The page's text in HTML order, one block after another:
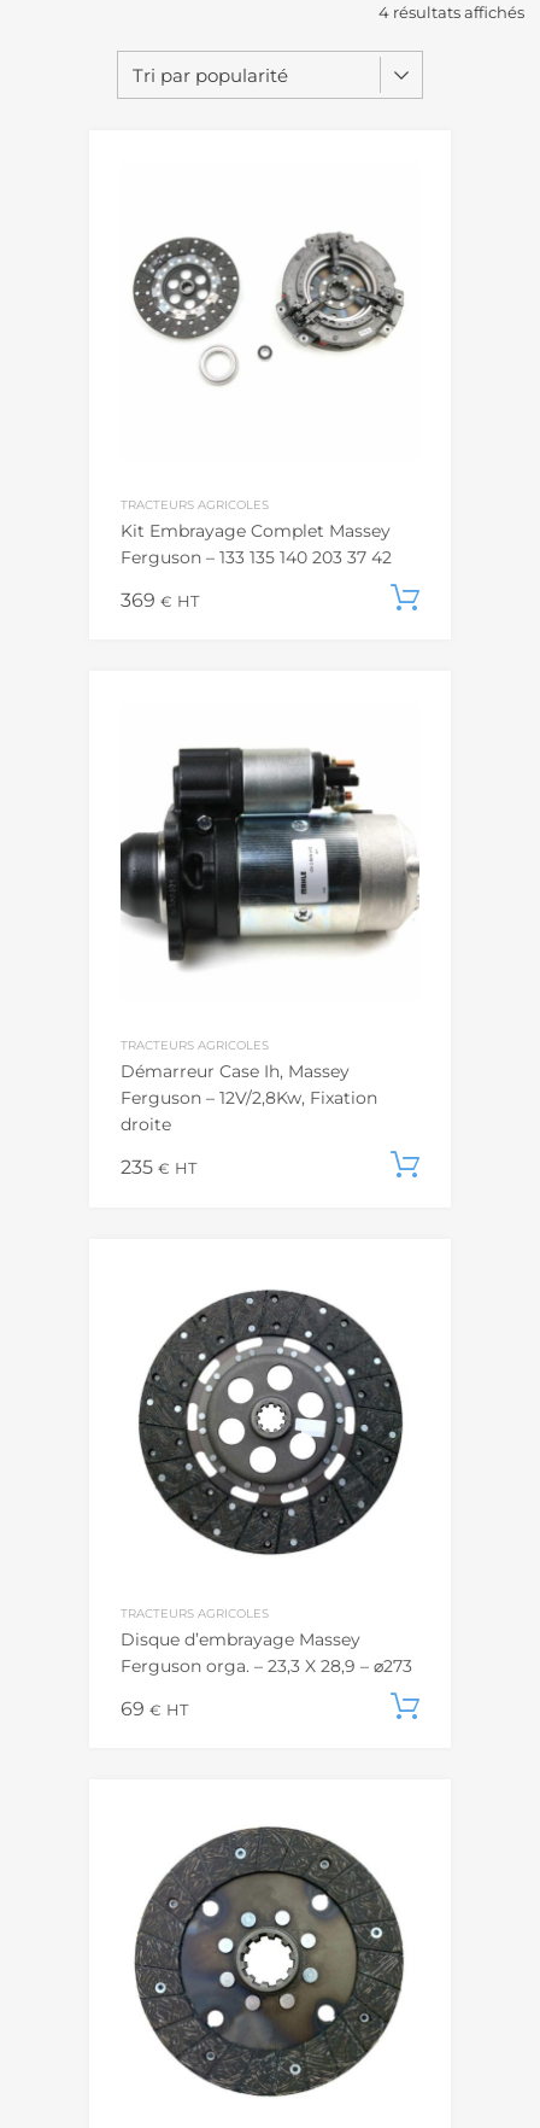
4 résultats affichés
TRACTEURS AGRICOLES
Kit Embrayage Complet Massey
Ferguson – 133 135 140 203 37 42
369 € HT
TRACTEURS AGRICOLES
Démarreur Case Ih, Massey
Ferguson – 12V/2,8Kw, Fixation
droite
235 € HT
TRACTEURS AGRICOLES
Disque d’embrayage Massey
Ferguson orga. – 23,3 X 28,9 – ⌀273
69 € HT